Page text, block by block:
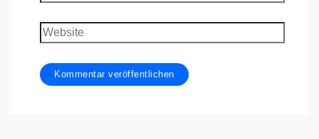
Mail-
Adresse
Website